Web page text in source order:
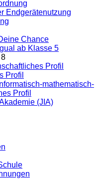
Endgeräte­nutzung
Chance
ab Klasse 5
Profil
Profil
mathematisch-
Profil
(JIA)